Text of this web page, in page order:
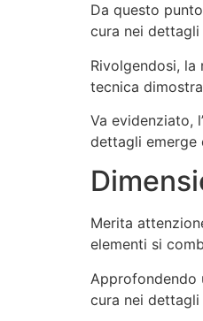
Da questo
cura nei dettagli
Rivolgendosi,
tecnica
Va evidenziato,
dettagli emerge
Merita
elementi si
Approfondendo
cura nei dettagli